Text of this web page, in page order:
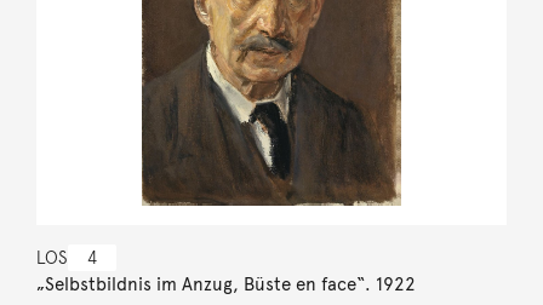
LOS 4
„Selbstbildnis im Anzug, Büste en face“. 1922